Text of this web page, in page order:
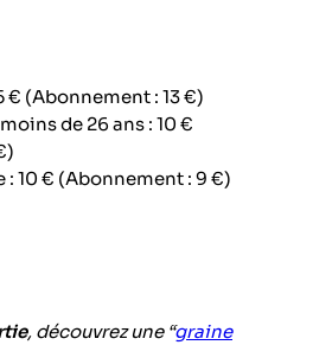
€ (Abonnement : 13 €)
de 26 ans : 10 €
: 10 € (Abonnement : 9 €)
, découvrez une “graine